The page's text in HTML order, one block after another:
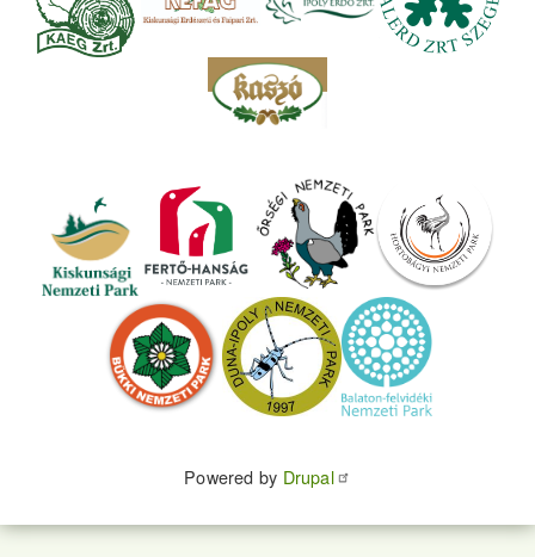
Powered by Drupal